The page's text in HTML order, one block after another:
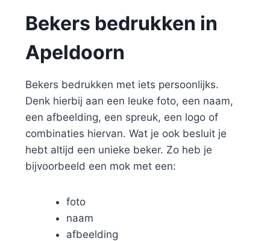
Bekers bedrukken in
Apeldoorn
Bekers bedrukken met iets persoonlijks.
Denk hierbij aan een leuke foto, een naam,
een afbeelding, een spreuk, een logo of
combinaties hiervan. Wat je ook besluit je
hebt altijd een unieke beker. Zo heb je
bijvoorbeeld een mok met een:
foto
naam
afbeelding